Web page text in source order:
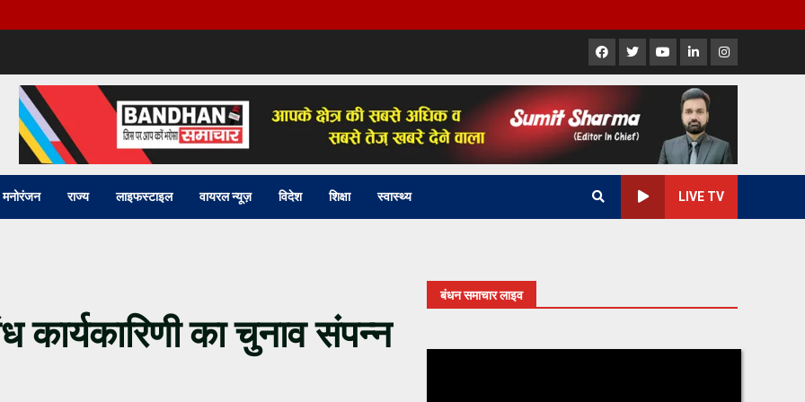
Facebook
X YoutubeLinkedInInstagram
मनोरंजन राज्य लाइफस्टाइल वायरल न्यूज़ विदेश शिक्षा स्वास्थ्य LIVE TV
का चुनाव संपन्न
बंधन समाचार लाइव